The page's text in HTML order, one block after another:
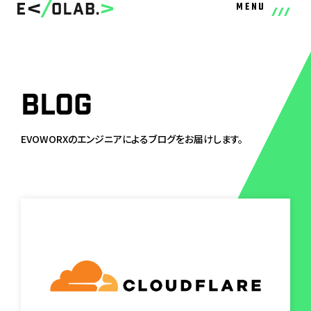
MENU
BLOG
EVOWORXのエンジニアによるブログをお届けします。